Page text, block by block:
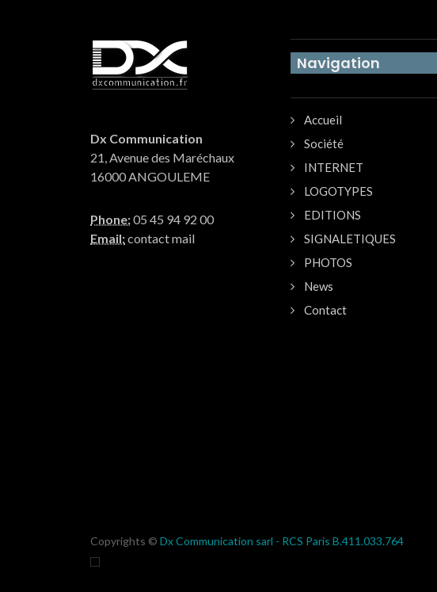
Dx Communication
21, Avenue des Maréchaux
16000 ANGOULEME
Phone:05 45 94 92 00
Email:contact mail
Navigation
Accueil
Société
INTERNET
LOGOTYPES
EDITIONS
SIGNALETIQUES
PHOTOS
News
Contact
Copyrights © Dx Communication sarl - RCS Paris B.411.033.764